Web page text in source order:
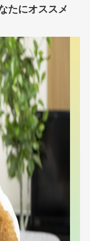
たにオススメ